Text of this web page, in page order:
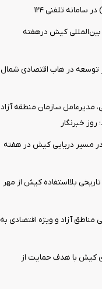
تلفنی ۱۲۴
بین‌المللی کیش درهفته
توسعه در هاب اقتصادی شمال
سازمان منطقه آزاد
تردد در مسیر دریایی کیش در هفته
بلااستفاده کیش از مهر
مناطق آزاد و ویژه اقتصادی به
کیش با هدف حمایت از